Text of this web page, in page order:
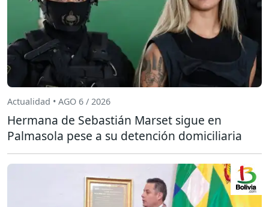
Actualidad • AGO 6 / 2026
Hermana de Sebastián Marset sigue en
Palmasola pese a su detención domiciliaria